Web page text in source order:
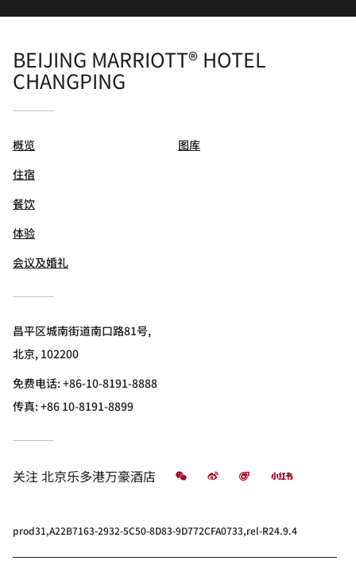
BEIJING MARRIOTT® HOTEL
CHANGPING
概览
住宿
餐饮
体验
会议及婚礼
图库
昌平区城南街道南口路81号,
北京, 102200
免费电话:+86-10-8191-8888
传真:+86 10-8191-8899
关注北京乐多港万豪酒店 微信 微博 飞猪 小红书
prod31,A22B7163-2932-5C50-8D83-9D772CFA0733,rel-R24.9.4